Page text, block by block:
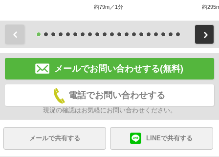
約79m／1分 約
メールでお問い合わせする(無料)
電話でお問い合わせする
現況の確認はお気軽にお問い合わせください。
メールで共有する LINEで共有する